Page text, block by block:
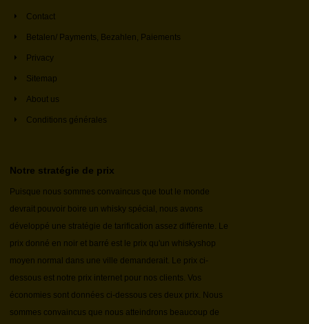
Contact
Betalen/ Payments, Bezahlen, Paiements
Privacy
Sitemap
About us
Conditions générales
Notre stratégie de prix
Puisque nous sommes convaincus que tout le monde
devrait pouvoir boire un whisky spécial, nous avons
développé une stratégie de tarification assez différente. Le
prix donné en noir et barré est le prix qu'un whiskyshop
moyen normal dans une ville demanderait. Le prix ci-
dessous est notre prix internet pour nos clients. Vos
économies sont données ci-dessous ces deux prix. Nous
sommes convaincus que nous atteindrons beaucoup de